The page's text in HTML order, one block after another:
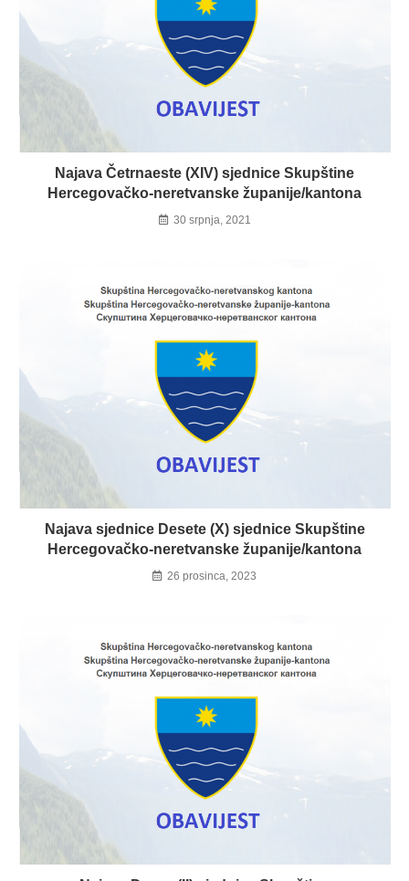
Najava Četrnaeste (XIV) sjednice Skupštine
Hercegovačko-neretvanske županije/kantona
30 srpnja, 2021
Najava sjednice Desete (X) sjednice Skupštine
Hercegovačko-neretvanske županije/kantona
26 prosinca, 2023